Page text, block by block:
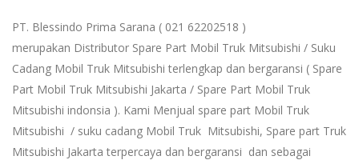
PT. Blessindo Prima Sarana ( 021 62202518 )
merupakan Distributor Spare Part Mobil Truk Mitsubishi / Suku
Cadang Mobil Truk Mitsubishi terlengkap dan bergaransi ( Spare
Part Mobil Truk Mitsubishi Jakarta / Spare Part Mobil Truk
Mitsubishi indonsia ). Kami Menjual spare part Mobil Truk
Mitsubishi / suku cadang Mobil Truk Mitsubishi, Spare part Truk
Mitsubishi Jakarta terpercaya dan bergaransi dan sebagai